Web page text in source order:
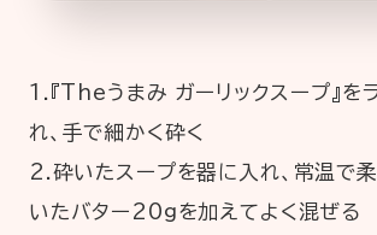
1.『Theうまみ ガーリックスープ』を
れ、手で細かく砕く
2.砕いたスープを器に入れ、常温で
いたバター20gを加えてよく混ぜる